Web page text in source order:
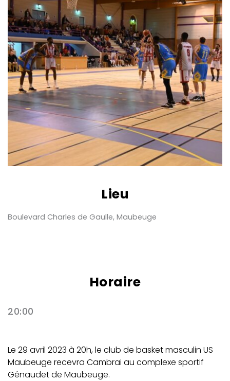
Lieu
Boulevard Charles de Gaulle, Maubeuge
Horaire
20:00
Le 29 avril 2023 à 20h, le club de basket masculin US
Maubeuge recevra Cambrai au complexe sportif
Génaudet de Maubeuge.